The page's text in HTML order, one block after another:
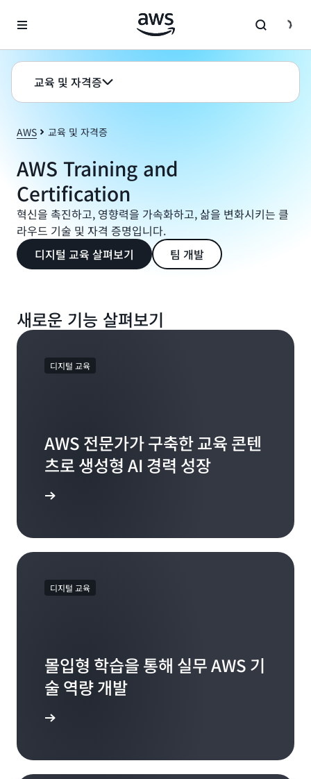
교육 및 자격증
AWS 교육 및 자격증
AWS Training and
Certification
혁신을 촉진하고, 영향력을 가속화하고, 삶을 변화시키는 클
라우드 기술 및 자격 증명입니다.
디지털 교육 살펴보기
팀 개발
새로운 기능 살펴보기
디지털 교육
AWS 전문가가 구축한 교육 콘텐
츠로 생성형 AI 경력 성장
디지털 교육
몰입형 학습을 통해 실무 AWS 기
술 역량 개발